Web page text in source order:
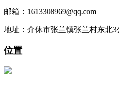
邮箱：1613308969@qq.com
地址：介休市张兰镇张兰村东北3
位置